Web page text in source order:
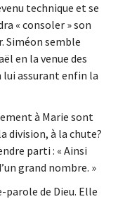
technique et se
« consoler » son
Siméon semble
en la venue des
lui assurant enfin la
à Marie sont
division, à la chute?
parti : « Ainsi
grand nombre. »
parole de Dieu. Elle